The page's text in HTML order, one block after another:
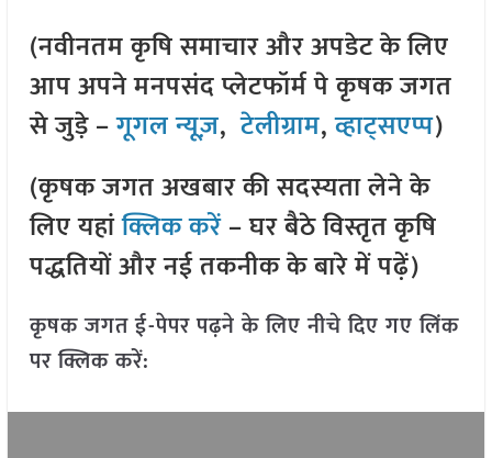
(नवीनतम कृषि समाचार और अपडेट के लिए
आप अपने मनपसंद प्लेटफॉर्म पे कृषक जगत
से जुड़े –गूगल न्यूज़,टेलीग्राम,व्हाट्सएप्प)
(कृषक जगत अखबार की सदस्यता लेने के
लिए यहांक्लिक करें– घर बैठे विस्तृत कृषि
पद्धतियों और नई तकनीक के बारे में पढ़ें)
कृषक जगत ई-पेपर पढ़ने के लिए नीचे दिए गए लिंक
पर क्लिक करें: